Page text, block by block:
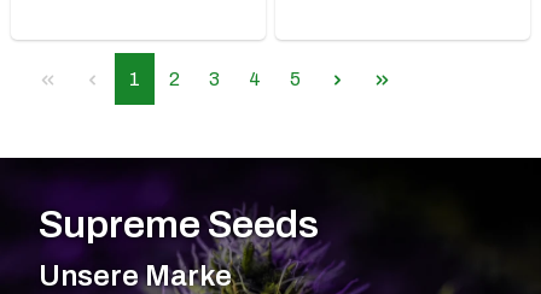
1 2 3 4 5
Supreme Seeds
Unsere Marke